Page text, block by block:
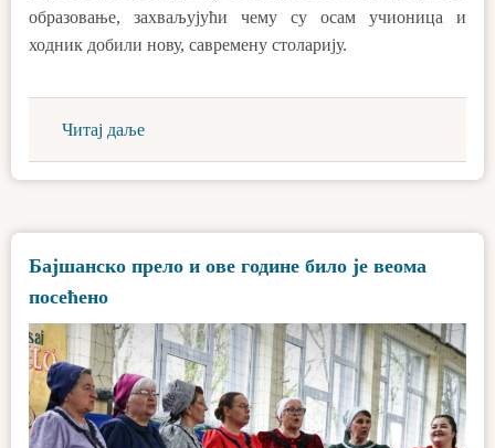
образовање, захваљујући чему су осам учионица и
ходник добили нову, савремену столарију.
Читај даље
Бајшанско прело и ове године било је веома
посећено